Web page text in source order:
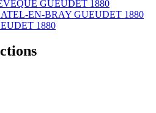
GUEUDET 1880
EN-BRAY GUEUDET 1880
1880